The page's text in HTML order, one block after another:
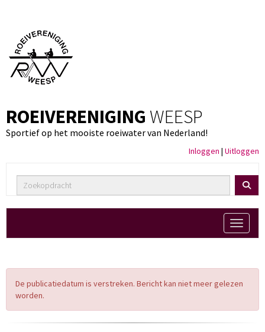
ROEIVERENIGING WEESP
Sportief op het mooiste roeiwater van Nederland!
Inloggen | Uitloggen
Toggle
De publicatiedatum is verstreken. Bericht kan niet meer gelezen
worden.